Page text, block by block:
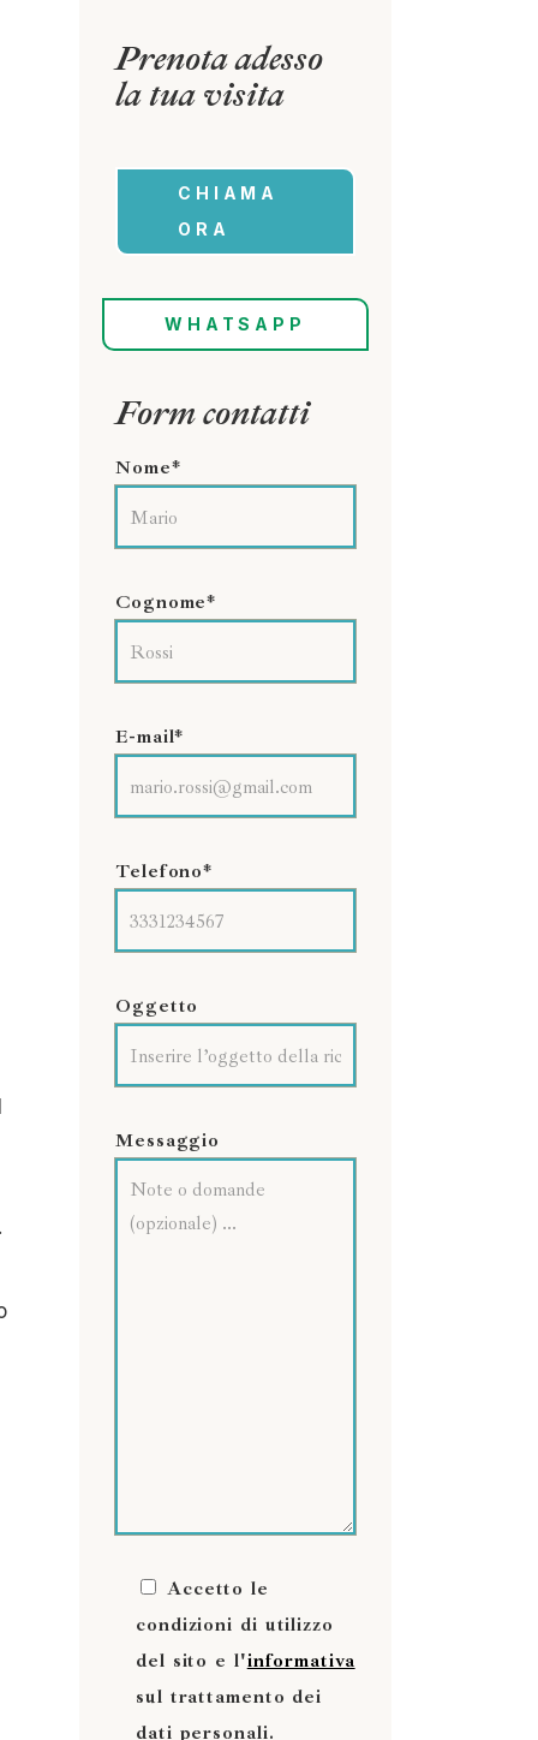
Prenota adesso
la tua visita
CHIAMA
ORA
WHATSAPP
Form contatti
Nome*
Cognome*
E-mail*
Telefono*
Oggetto
Messaggio
Accetto le
condizioni di utilizzo
del sito e l'informativa
sul trattamento dei
dati personali.